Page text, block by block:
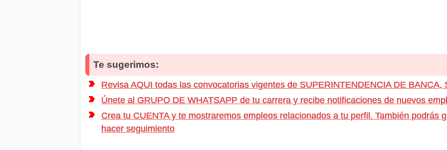
Te sugerimos:
Revisa AQUI todas las convocatorias vigentes de SUPERINTENDENCIA DE BANCA,
Únete al GRUPO DE WHATSAPP de tu carrera y recibe notificaciones de nuevos
Crea tu CUENTA y te mostraremos empleos relacionados a tu perfil. También podrás
hacer seguimiento